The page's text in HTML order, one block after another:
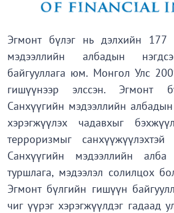
Эгмонт бүлэг нь дэлхийн 177
мэдээллийн албадын
байгууллага юм. Монгол Улс
гишүүнээр элссэн. Эгмонт
Санхүүгийн мэдээллийн
хэрэгжүүлэх чадавхыг
терроризмыг санхүүжүүлэхтэй
Санхүүгийн мэдээллийн
туршлага, мэдээлэл солилцох
Эгмонт бүлгийн гишүүн
чиг үүрэг хэрэгжүүлдэг гадаад